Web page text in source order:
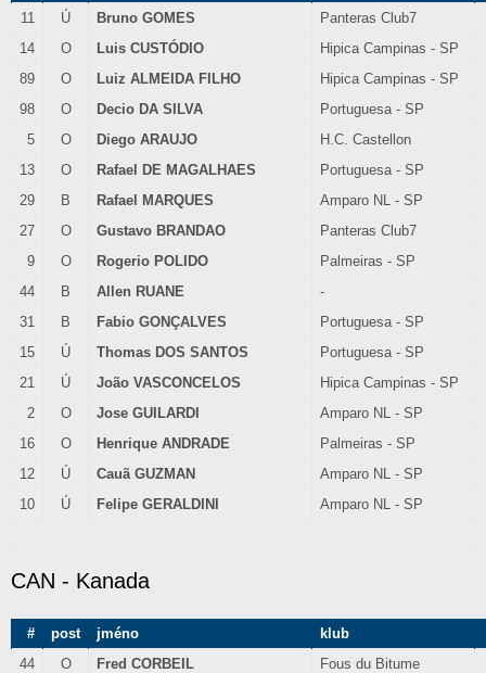
11
Ú Bruno GOMES
Panteras Club7
14
O Luis CUSTÓDIO
Hipica Campinas - SP
89
O Luiz ALMEIDA FILHO
Hipica Campinas - SP
98
O Decio DA SILVA
Portuguesa - SP
5
O Diego ARAUJO
H.C. Castellon
13
O Rafael DE MAGALHAES
Portuguesa - SP
29
B Rafael MARQUES
Amparo NL - SP
27
O Gustavo BRANDAO
Panteras Club7
9
O Rogerio POLIDO
Palmeiras - SP
44
B Allen RUANE
-
31
B Fabio GONÇALVES
Portuguesa - SP
15
Ú Thomas DOS SANTOS
Portuguesa - SP
21
Ú João VASCONCELOS
Hipica Campinas - SP
2
O Jose GUILARDI
Amparo NL - SP
16
O Henrique ANDRADE
Palmeiras - SP
12
Ú Cauã GUZMAN
Amparo NL - SP
10
Ú Felipe GERALDINI Amparo NL - SP
CAN - Kanada
# post jméno
klub
44
O Fred CORBEIL
Fous du Bitume